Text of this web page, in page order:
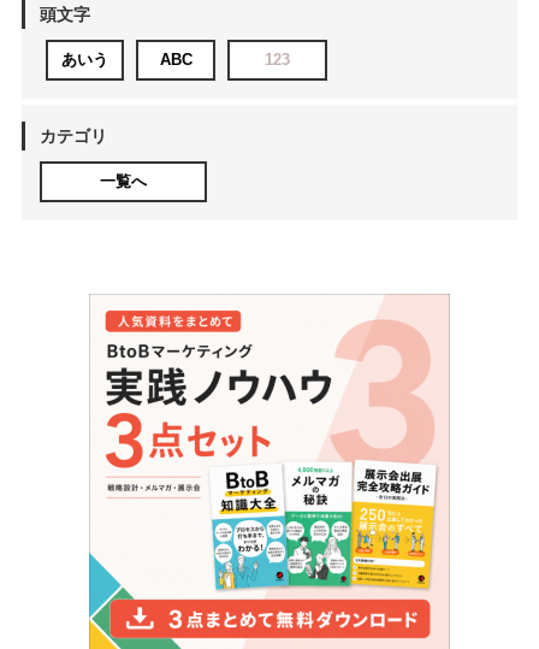
頭文字
あいう ABC 123
カテゴリ
一覧へ